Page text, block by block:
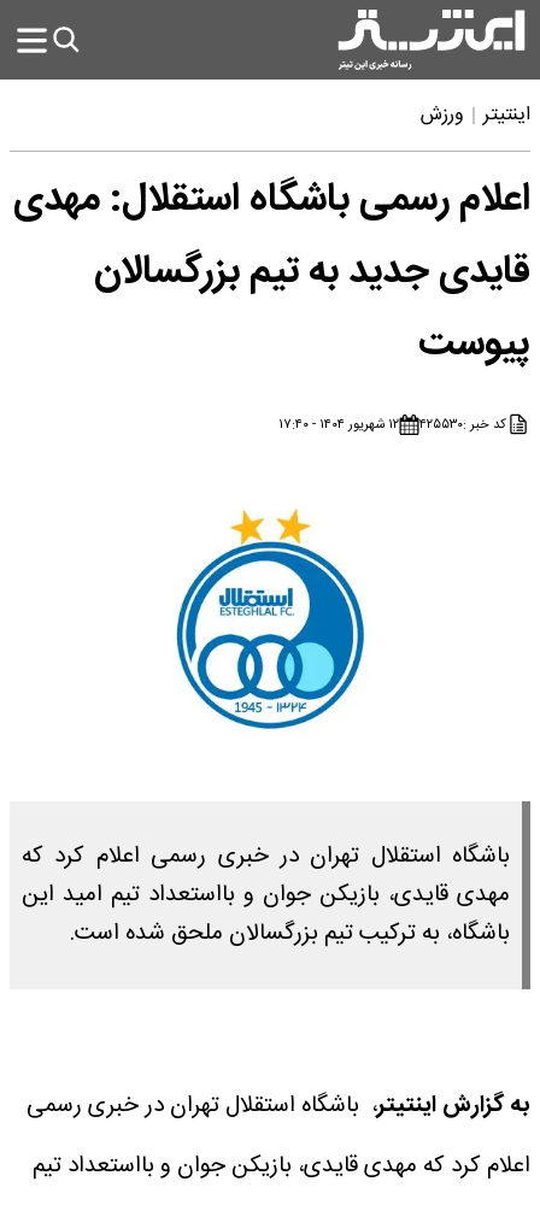
اینتیتر ورزش
اعلام رسمی باشگاه استقلال: مهدی
قایدی جدید به تیم بزرگسالان
پیوست
کد خبر :۴۲۵۵۳۰ ۱۲ شهریور ۱۴۰۴ - ۱۷:۴۰
باشگاه استقلال تهران در خبری رسمی اعلام کرد که
مهدی قایدی، بازیکن جوان و بااستعداد تیم امید این
باشگاه، به ترکیب تیم بزرگسالان ملحق شده است.
به گزارش اینتیتر، باشگاه استقلال تهران در خبری رسمی
اعلام کرد که مهدی قایدی، بازیکن جوان و بااستعداد تیم